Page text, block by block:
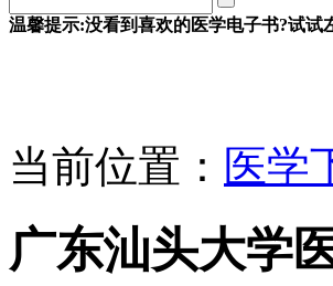
温馨提示:没看到喜欢的医学电子书?试试
当前位置： 医学
广东汕头大学